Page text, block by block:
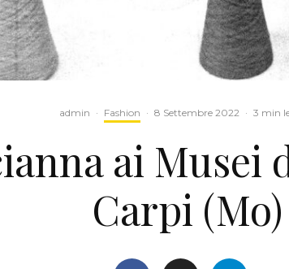
admin · Fashion · 8 Settembre 2022 · 3 min
ai Musei
Carpi (Mo)